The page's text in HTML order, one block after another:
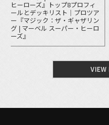
ヒーローズ』トップ8プロフィ
ールとデッキリスト｜プロツア
ー『マジック：ザ・ギャザリン
グ | マーベル スーパー・ヒーロ
ーズ』
VIEW